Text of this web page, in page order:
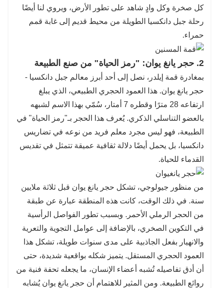
كل صخرة وكل وادٍ شاهد على تطور الأرض، ويروي لنا أيضًا
رحلة جبل دانكسيا الطويلة من محيط قديم إلى غابة قمم
حمراء.
2. حجر يانغ يوان: "رمز الحياة" من صنع الطبيعة
بمغادرة قمة إيلدر، نصل إلى أحد أبرز معالم جبل دانكسيا -
حجر يانغ يوان. هذا العمود الحجري الطبيعي، الذي يبلغ
ارتفاعه 28 مترًا وقطره 7 أمتار، سُمّي بهذا الاسم لشبهه
بالعضو التناسلي الذكري. يُعرف هذا الحجر بـ"رمز الحياة" في
الطبيعة، فهو ليس مجرد معلم فريد من نوعه في تضاريس
دانكسيا، بل يحمل أيضًا دلالة ثقافية عميقة تتمثل في تقديس
القدماء للحياة.
من منظور جيولوجي، تشكل حجر يانغ يوان قبل ثلاثة ملايين
سنة. في ذلك الوقت، كانت هذه المنطقة عبارة عن طبقة
من الحجر الرملي الأحمر. وبسبب تطور الفواصل الرأسية
في التكوين الصخري، بالإضافة إلى عوامل التجوية والتعرية
والانهيار بفعل الجاذبية على مدى سنوات طويلة، تشكل هذا
العمود الحجري المستقل. يتميز شكله بواقعية شديدة، حتى
أن أدق تفاصيله تُشبه أعضاء الإنسان، ما يجعله تحفة فنية من
روائع الطبيعة. ومن المثير للاهتمام أن حجر يانغ يوان يُشابه